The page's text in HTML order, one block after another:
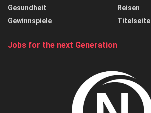
Gesundheit
Gewinnspiele
Reisen
Titelseite
Jobs for the next Generation